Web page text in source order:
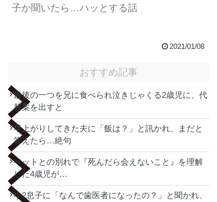
子か聞いたら…ハッとする話
2021/01/08
おすすめ記事
最後の一つを兄に食べられ泣きじゃくる2歳児に、代
替案を出すと
早上がりしてきた夫に「飯は？」と訊かれ、まだと
答えたら…絶句
ペットとの別れで『死んだら会えないこと』を理解
した4歳児が…
小2息子に「なんで歯医者になったの？」と聞かれ、